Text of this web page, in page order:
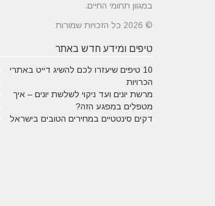
במגוון תחומי החיים.
© 2026 כל הזכויות שמורות
טיפים ומידע חדש באתר
10 טיפים שיעזרו לכם להשיג דייט באתרי
הכרויות
מרשת יונים ועד ניקוי לשלשת יונים – איך
מטפלים במפגע הזה?
דקים סינטטיים במחירים הטובים בישראל